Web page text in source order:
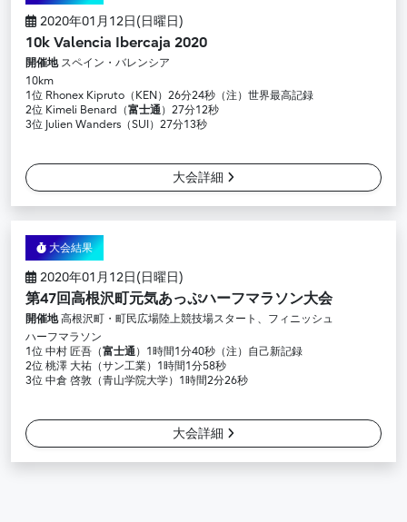
2020年01月12日(日曜日)
10k Valencia Ibercaja 2020
開催地スペイン・バレンシア
10km
1位 Rhonex Kipruto（KEN）26分24秒（注）世界最高記録
2位 Kimeli Benard（富士通）27分12秒
3位 Julien Wanders（SUI）27分13秒
大会詳細
大会結果
2020年01月12日(日曜日)
第47回高根沢町元気あっぷハーフマラソン大会
開催地高根沢町・町民広場陸上競技場スタート、フィニッシュ
ハーフマラソン
1位 中村 匠吾（富士通）1時間1分40秒（注）自己新記録
2位 桃澤 大祐（サン工業）1時間1分58秒
3位 中倉 啓敦（青山学院大学）1時間2分26秒
大会詳細